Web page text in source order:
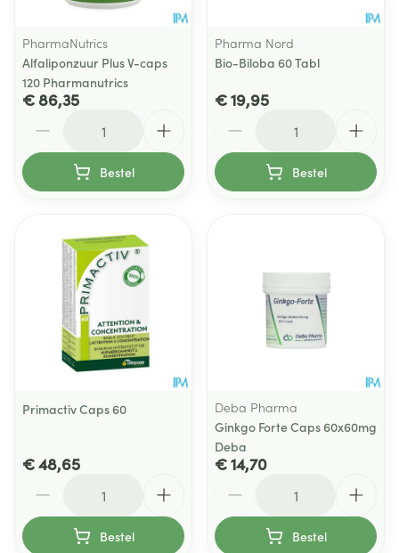
PharmaNutrics
Alfaliponzuur Plus V-caps
120 Pharmanutrics
€ 86,35
Bestel
Pharma Nord
Bio-Biloba 60 Tabl
€ 19,95
Bestel
Primactiv Caps 60
€ 48,65
Bestel
Deba Pharma
Ginkgo Forte Caps 60x60mg
Deba
€ 14,70
Bestel